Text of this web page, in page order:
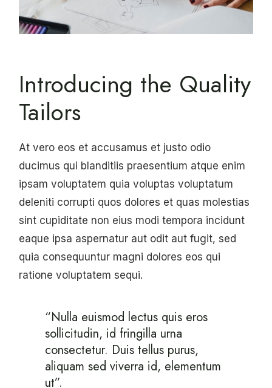
Introducing the Quality
Tailors
At vero eos et accusamus et justo odio
ducimus qui blanditiis praesentium atque enim
ipsam voluptatem quia voluptas voluptatum
deleniti corrupti quos dolores et quas molestias
sint cupiditate non eius modi tempora incidunt
eaque ipsa aspernatur aut odit aut fugit, sed
quia consequuntur magni dolores eos qui
ratione voluptatem sequi.
“Nulla euismod lectus quis eros
sollicitudin, id fringilla urna
consectetur. Duis tellus purus,
aliquam sed viverra id, elementum
ut”.